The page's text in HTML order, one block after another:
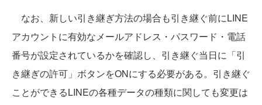
なお、新しい引き継ぎ方法の場合も引き継ぐ前にLINE
アカウントに有効なメールアドレス・パスワード・電話
番号が設定されているかを確認し、引き継ぐ当日に「引
き継ぎの許可」ボタンをONにする必要がある。引き継ぐ
ことができるLINEの各種データの種類に関しても変更は